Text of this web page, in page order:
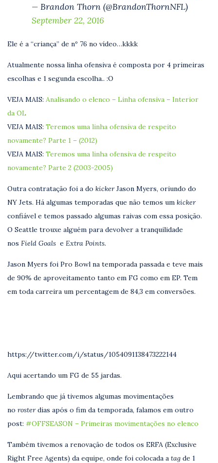
— Brandon Thorn (@BrandonThornNFL)
September 22, 2016
Ele é a “criança” de nº 76 no vídeo…kkkk
Atualmente nossa linha ofensiva é composta por 4 primeiras
escolhas e 1 segunda escolha.. :O
VEJA MAIS: Analisando o elenco – Linha ofensiva – Interior
da OL
VEJA MAIS: Teremos uma linha ofensiva de respeito
novamente? Parte 1 – (2012)
VEJA MAIS: Teremos uma linha ofensiva de respeito
novamente? Parte 2 (2003-2005)
Outra contratação foi a do kickerJason Myers, oriundo do
NY Jets. Há algumas temporadas que não temos um kicker
confiável e temos passado algumas raivas com essa posição.
O Seattle trouxe alguém para devolver a tranquilidade
nos Field Goals e Extra Points.
Jason Myers foi Pro Bowl na temporada passada e teve mais
de 90% de aproveitamento tanto em FG como em EP. Tem
em toda carreira um percentagem de 84,3 em conversões.
https://twitter.com/i/status/1054091138473222144
Aqui acertando um FG de 55 jardas.
Lembrando que já tivemos algumas movimentações
no rosterdias após o fim da temporada, falamos em outro
post: #OFFSEASON – Primeiras movimentações no elenco
Também tivemos a renovação de todos os ERFA (Exclusive
Right Free Agents) da equipe, onde foi colocada a tag de 1